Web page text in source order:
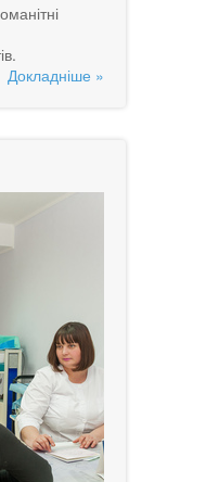
Докладніше »